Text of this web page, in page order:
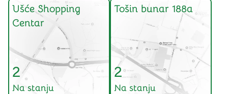
Ušće Shopping
Centar
2
Na stanju
Tošin bunar 188a
2
Na stanju